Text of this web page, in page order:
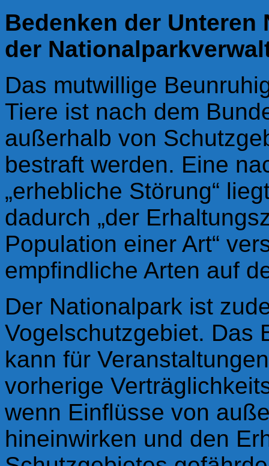
Bedenken der
der
Das mutwillige
Tiere ist nach dem
außerhalb von
bestraft werden. Eine
„erhebliche Störung“
dadurch „der
Population einer Art“
empfindliche Arten auf
Der Nationalpark ist
Vogelschutzgebiet. Das
kann für
vorherige
wenn Einflüsse von
hineinwirken und den